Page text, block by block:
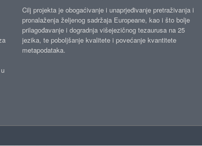
Cilj projekta je obogaćivanje i unaprjeđivanje pretraživanja i
pronalaženja željenog sadržaja Europeane, kao i što bolje
prilagođavanje i dogradnja višejezičnog tezaurusa na 25
jezika, te poboljšanje kvalitete i povećanje kvantitete
metapodataka.